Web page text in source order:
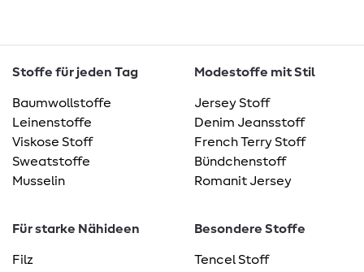
Stoffe für jeden Tag
Baumwollstoffe
Leinenstoffe
Viskose Stoff
Sweatstoffe
Musselin
Modestoffe mit Stil
Jersey Stoff
Denim Jeansstoff
French Terry Stoff
Bündchenstoff
Romanit Jersey
Für starke Nähideen
Filz
Besondere Stoffe
Tencel Stoff